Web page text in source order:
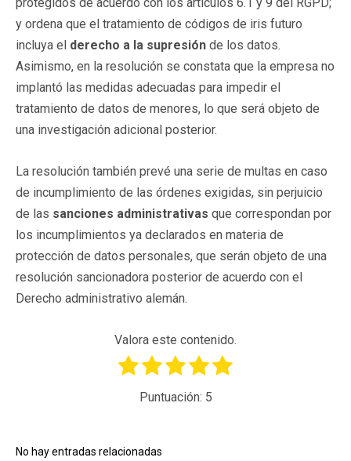
y ordena que el tratamiento de códigos de iris futuro
incluya el derecho a la supresión de los datos.
Asimismo, en la resolución se constata que la empresa no
implantó las medidas adecuadas para impedir el
tratamiento de datos de menores, lo que será objeto de
una investigación adicional posterior.
La resolución también prevé una serie de multas en caso
de incumplimiento de las órdenes exigidas, sin perjuicio
de las sanciones administrativas que correspondan por
los incumplimientos ya declarados en materia de
protección de datos personales, que serán objeto de una
resolución sancionadora posterior de acuerdo con el
Derecho administrativo alemán.
Valora este contenido.
Puntuación: 5
No hay entradas relacionadas